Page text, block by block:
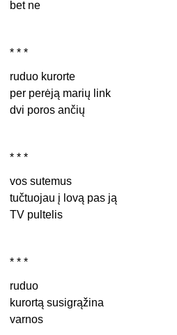
bet ne
* * *
ruduo kurorte
per perėją marių link
dvi poros ančių
* * *
vos sutemus
tučtuojau į lovą pas ją
TV pultelis
* * *
ruduo
kurortą susigrąžina
varnos